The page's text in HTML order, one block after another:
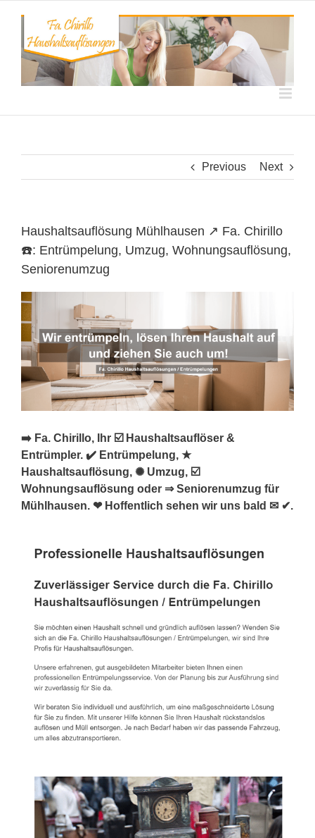
content
Previous Next
Haushaltsauflösung Mühlhausen ↗️ Fa. Chirillo
☎️: Entrümpelung, Umzug, Wohnungsauflösung,
Seniorenumzug
➡️ Fa. Chirillo, Ihr ☑️ Haushaltsauflöser &
Entrümpler. ✔️ Entrümpelung, ★
Haushaltsauflösung, ✺ Umzug, ☑️
Wohnungsauflösung oder ⇒ Seniorenumzug für
Mühlhausen. ❤ Hoffentlich sehen wir uns bald ✉ ✔.